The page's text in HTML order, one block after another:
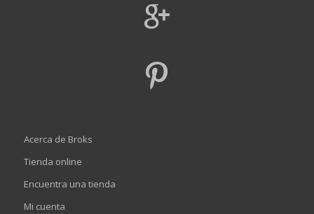
Acerca de Broks
Tienda online
Encuentra una tienda
Mi cuenta